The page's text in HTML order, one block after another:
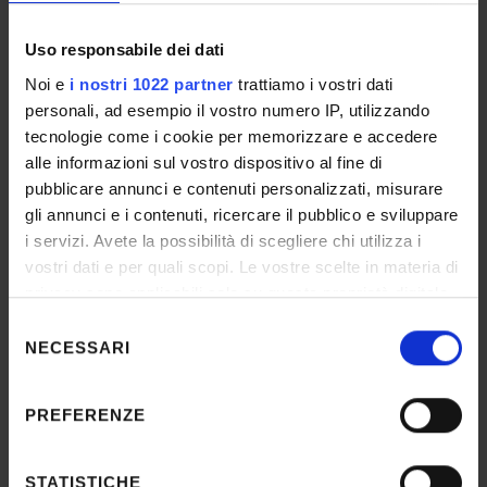
Uso responsabile dei dati
Noi e i nostri 1022 partner trattiamo i vostri dati
personali, ad esempio il vostro numero IP, utilizzando
tecnologie come i cookie per memorizzare e accedere
alle informazioni sul vostro dispositivo al fine di
pubblicare annunci e contenuti personalizzati, misurare
gli annunci e i contenuti, ricercare il pubblico e sviluppare
i servizi. Avete la possibilità di scegliere chi utilizza i
vostri dati e per quali scopi. Le vostre scelte in materia di
privacy sono applicabili solo su questa proprietà digitale
modificare o revocare il proprio consenso in qualsiasi
momento dalla Dichiarazione sui cookie o facendo clic
raccogliere informazioni sulla tua posizione
delNECESSARI
PREFERENZE
STATISTICHE
4
Alberto Scandola